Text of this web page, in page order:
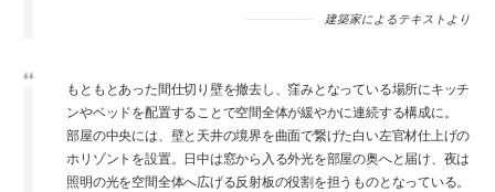
建築家によるテキストより
もともとあった間仕切り壁を撤去し、窪みとなっている場所にキッチ
ンやベッドを配置することで空間全体が緩やかに連続する構成に。
部屋の中央には、壁と天井の境界を曲面で繋げた白い左官材仕上げの
ホリゾントを設置。日中は窓から入る外光を部屋の奥へと届け、夜は
照明の光を空間全体へ広げる反射板の役割を担うものとなっている。